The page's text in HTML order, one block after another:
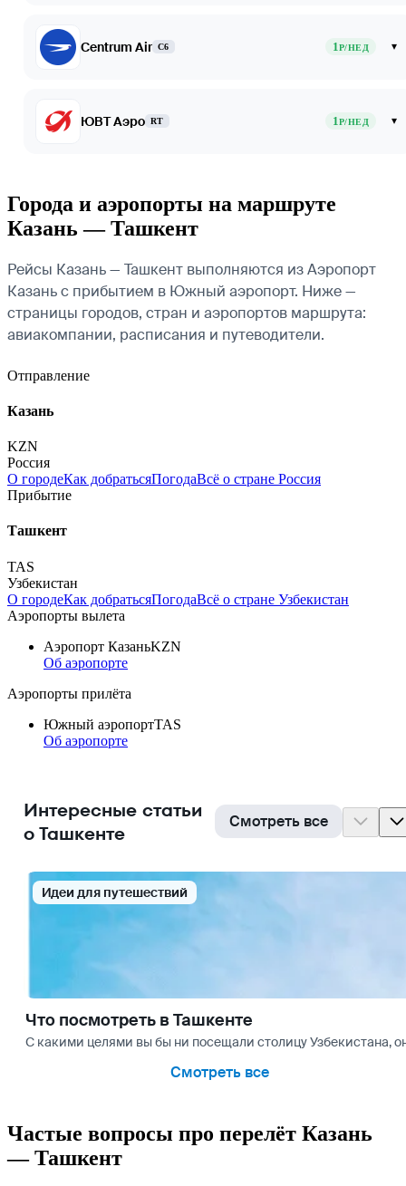
Centrum Air C6 1Р/НЕД ▾
ЮВТ Аэро RT 1Р/НЕД ▾
Города и аэропорты на маршруте
Казань — Ташкент
Рейсы Казань — Ташкент выполняются из Аэропорт
Казань с прибытием в Южный аэропорт. Ниже —
страницы городов, стран и аэропортов маршрута:
авиакомпании, расписания и путеводители.
Отправление
Казань
KZN
Россия
О городеКак добратьсяПогодаВсё о стране Россия
Прибытие
Ташкент
TAS
Узбекистан
О городеКак добратьсяПогодаВсё о стране Узбекистан
Аэропорты вылета
Аэропорт КазаньKZN
Об аэропорте
Аэропорты прилёта
Южный аэропортTAS
Об аэропорте
Интересные статьи
о Ташкенте
Смотреть все
Идеи для путешествий
Что посмотреть в Ташкенте
С какими целями вы бы ни посещали столицу Узбекистана,
Смотреть все
Частые вопросы про перелёт Казань
— Ташкент